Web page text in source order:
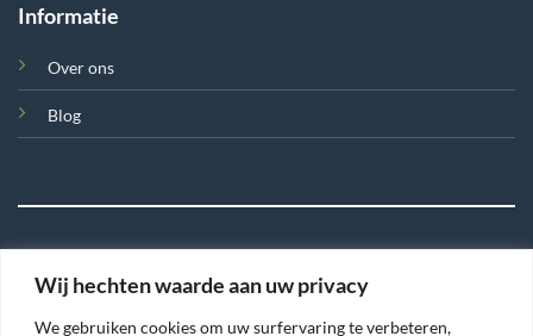
Wij hechten waarde aan uw privacy
We gebruiken cookies om uw surfervaring te verbeteren,
Informatie
Over ons
Blog